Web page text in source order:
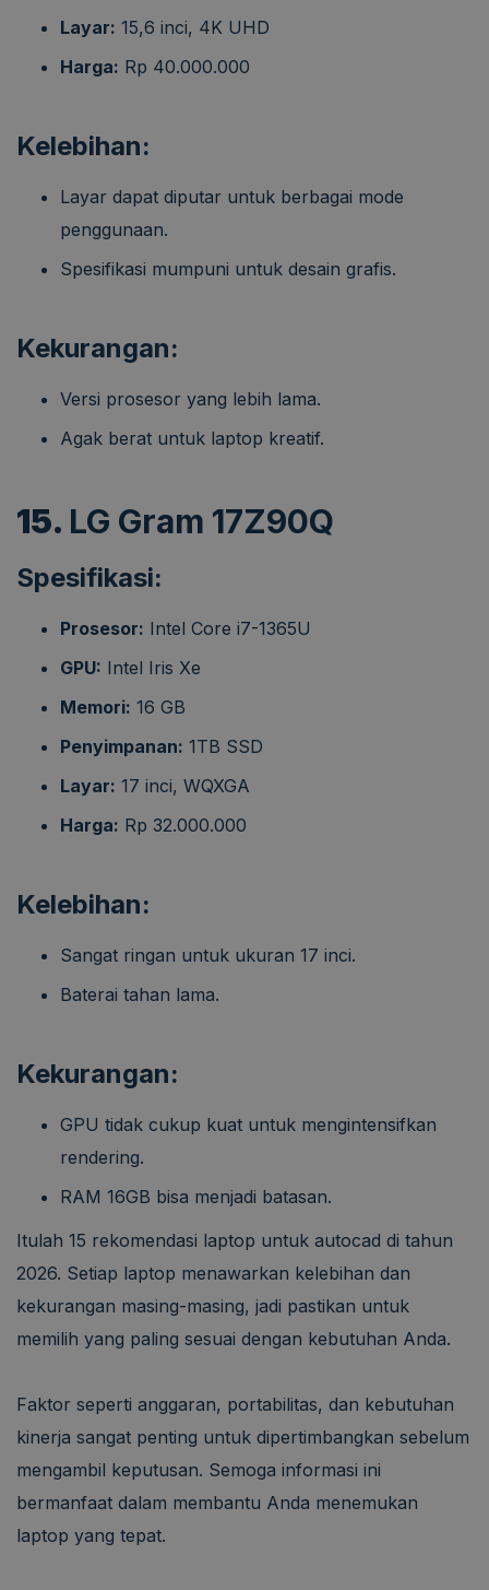
Layar: 15,6 inci, 4K UHD
Harga: Rp 40.000.000
Kelebihan:
Layar dapat diputar untuk berbagai mode
penggunaan.
Spesifikasi mumpuni untuk desain grafis.
Kekurangan:
Versi prosesor yang lebih lama.
Agak berat untuk laptop kreatif.
15. LG Gram 17Z90Q
Spesifikasi:
Prosesor: Intel Core i7-1365U
GPU: Intel Iris Xe
Memori: 16 GB
Penyimpanan: 1TB SSD
Layar: 17 inci, WQXGA
Harga: Rp 32.000.000
Kelebihan:
Sangat ringan untuk ukuran 17 inci.
Baterai tahan lama.
Kekurangan:
GPU tidak cukup kuat untuk mengintensifkan
rendering.
RAM 16GB bisa menjadi batasan.
Itulah 15 rekomendasi laptop untuk autocad di tahun
2026. Setiap laptop menawarkan kelebihan dan
kekurangan masing-masing, jadi pastikan untuk
memilih yang paling sesuai dengan kebutuhan Anda.
Faktor seperti anggaran, portabilitas, dan kebutuhan
kinerja sangat penting untuk dipertimbangkan sebelum
mengambil keputusan. Semoga informasi ini
bermanfaat dalam membantu Anda menemukan
laptop yang tepat.